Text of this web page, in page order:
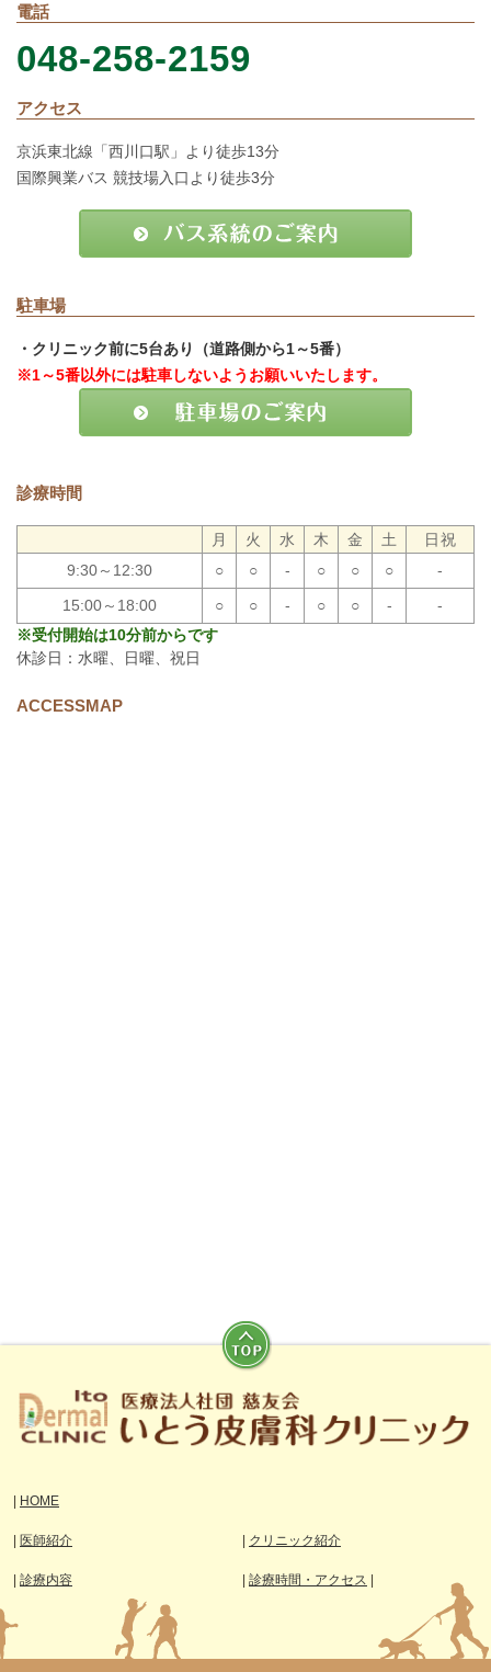
電話
048-258-2159
アクセス
京浜東北線「西川口駅」より徒歩13分
国際興業バス 競技場入口より徒歩3分
駐車場
・クリニック前に5台あり（道路側から1～5番）
※1～5番以外には駐車しないようお願いいたします。
診療時間
月 火 水 木 金 土
日祝
9:30～12:30
○ ○ - ○ ○ ○
-
15:00～18:00
○ ○ - ○ ○ -
-
※受付開始は10分前からです
休診日：水曜、日曜、祝日
ACCESSMAP
HOME
医師紹介 クリニック紹介
診療内容 診療時間・アクセス